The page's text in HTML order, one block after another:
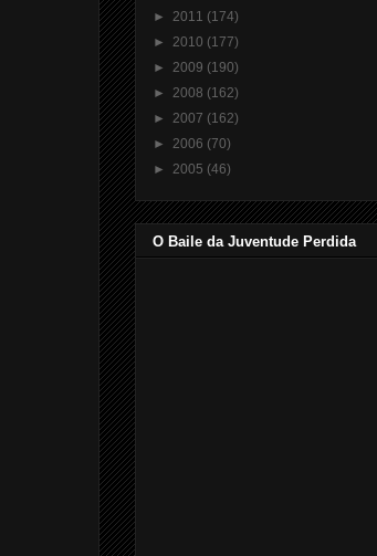
► 2011 (174)
► 2010 (177)
► 2009 (190)
► 2008 (162)
► 2007 (162)
► 2006 (70)
► 2005 (46)
O Baile da Juventude Perdida